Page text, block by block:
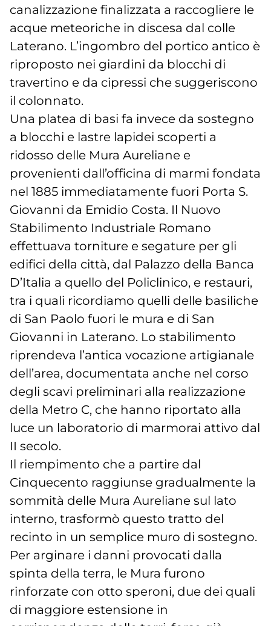
canalizzazione finalizzata a raccogliere le
acque meteoriche in discesa dal colle
Laterano. L’ingombro del portico antico è
riproposto nei giardini da blocchi di
travertino e da cipressi che suggeriscono
il colonnato.
Una platea di basi fa invece da sostegno
a blocchi e lastre lapidei scoperti a
ridosso delle Mura Aureliane e
provenienti dall’officina di marmi fondata
nel 1885 immediatamente fuori Porta S.
Giovanni da Emidio Costa. Il Nuovo
Stabilimento Industriale Romano
effettuava torniture e segature per gli
edifici della città, dal Palazzo della Banca
D’Italia a quello del Policlinico, e restauri,
tra i quali ricordiamo quelli delle basiliche
di San Paolo fuori le mura e di San
Giovanni in Laterano. Lo stabilimento
riprendeva l’antica vocazione artigianale
dell’area, documentata anche nel corso
degli scavi preliminari alla realizzazione
della Metro C, che hanno riportato alla
luce un laboratorio di marmorai attivo dal
II secolo.
Il riempimento che a partire dal
Cinquecento raggiunse gradualmente la
sommità delle Mura Aureliane sul lato
interno, trasformò questo tratto del
recinto in un semplice muro di sostegno.
Per arginare i danni provocati dalla
spinta della terra, le Mura furono
rinforzate con otto speroni, due dei quali
di maggiore estensione in